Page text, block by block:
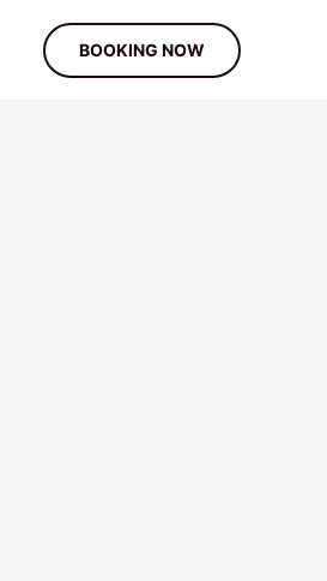
BOOKING NOW